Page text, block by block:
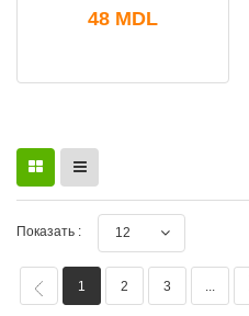
48 MDL
Показать : 12
1 2 3 ...